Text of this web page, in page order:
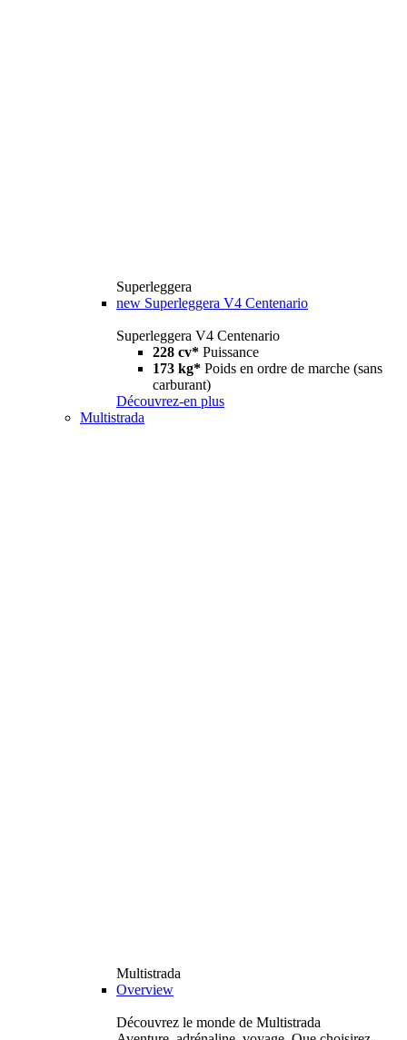
Superleggera
new Superleggera V4 Centenario
Superleggera V4 Centenario
228 cv* Puissance
173 kg* Poids en ordre de marche (sans
carburant)
Découvrez-en plus
Multistrada
Multistrada
Overview
Découvrez le monde de Multistrada